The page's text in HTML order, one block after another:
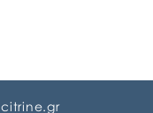
citrine.gr